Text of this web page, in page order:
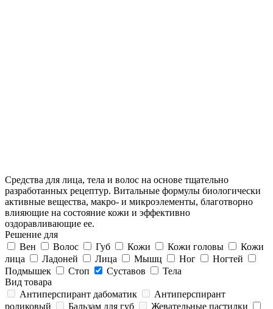
Средства для лица, тела и волос на основе тщательно
разработанных рецептур. Витальные формулы биологически
активные вещества, макро- и микроэлементы, благотворно
влияющие на состояние кожи и эффективно
оздоравливающие ее.
Решение для
Вен
Волос Губ Кожи Кожи головы
Кожи
лица
Ладоней Лица Мышц Ног
Ногтей
Подмышек
Стоп Суставов
Тела
Вид товара
Антиперспирант дабоматик
Антиперспирант
роликовый
Бальзам для губ Жевательные пастилки